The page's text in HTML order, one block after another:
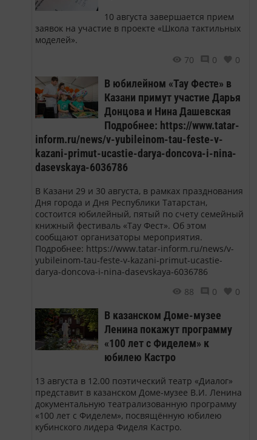
10 августа завершается прием
заявок на участие в проекте «Школа тактильных
моделей».
70
0 0
В юбилейном «Тау Фесте» в
Казани примут участие Дарья
Донцова и Нина Дашевская
Подробнее: https://www.tatar-
inform.ru/news/v-yubileinom-tau-feste-v-
kazani-primut-ucastie-darya-doncova-i-nina-
dasevskaya-6036786
В Казани 29 и 30 августа, в рамках празднования
Дня города и Дня Республики Татарстан,
состоится юбилейный, пятый по счету семейный
книжный фестиваль «Тау Фест». Об этом
сообщают организаторы мероприятия.
Подробнее: https://www.tatar-inform.ru/news/v-
yubileinom-tau-feste-v-kazani-primut-ucastie-
darya-doncova-i-nina-dasevskaya-6036786
88
0 0
В казанском Доме-музее
Ленина покажут программу
«100 лет с Фиделем» к
юбилею Кастро
13 августа в 12.00 поэтический театр «Диалог»
представит в казанском Доме-музее В.И. Ленина
документальную театрализованную программу
«100 лет с Фиделем», посвящённую юбилею
кубинского лидера Фиделя Кастро.